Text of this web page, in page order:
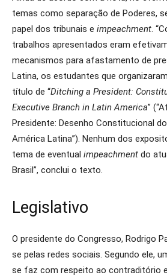
temas como separação de Poderes,
papel dos tribunais e impeachment.
trabalhos apresentados eram
mecanismos para afastamento de
Latina, os estudantes que
título de “Ditching a President:
Executive Branch in Latin America”
Presidente: Desenho Constitucional
América Latina”). Nenhum dos
tema de eventual impeachment do
Brasil”, conclui o texto.
Legislativo
O presidente do Congresso, Rodrigo
se pelas redes sociais. Segundo ele,
se faz com respeito ao contraditório